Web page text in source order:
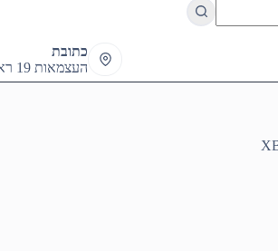
כתובת
העצמאות 19 ראש העין